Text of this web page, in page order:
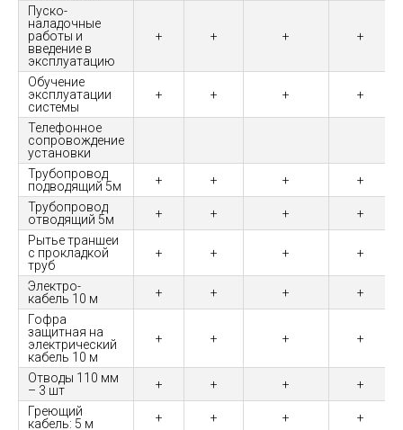
Пуско-
наладочные
работы и
введение в
эксплуатацию
+ + + +
Обучение
эксплуатации
системы
+ + + +
Телефонное
сопровождение
установки
Трубопровод
подводящий 5м
+ + +
+
Трубопровод
отводящий 5м
+ + +
+
Рытье траншеи
с прокладкой
труб
+ + + +
Электро-
кабель 10 м
+ + +
+
Гофра
защитная на
электрический
кабель 10 м
+ + + +
Отводы 110 мм
– 3 шт
+ + +
+
Греющий
кабель: 5 м
+ + +
+